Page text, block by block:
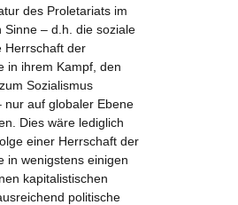
des Proletariats im
Sinne – d.h. die soziale
Herrschaft der
in ihrem Kampf, den
Sozialismus
nur auf globaler Ebene
Dies wäre lediglich
einer Herrschaft der
in wenigstens einigen
kapitalistischen
politische